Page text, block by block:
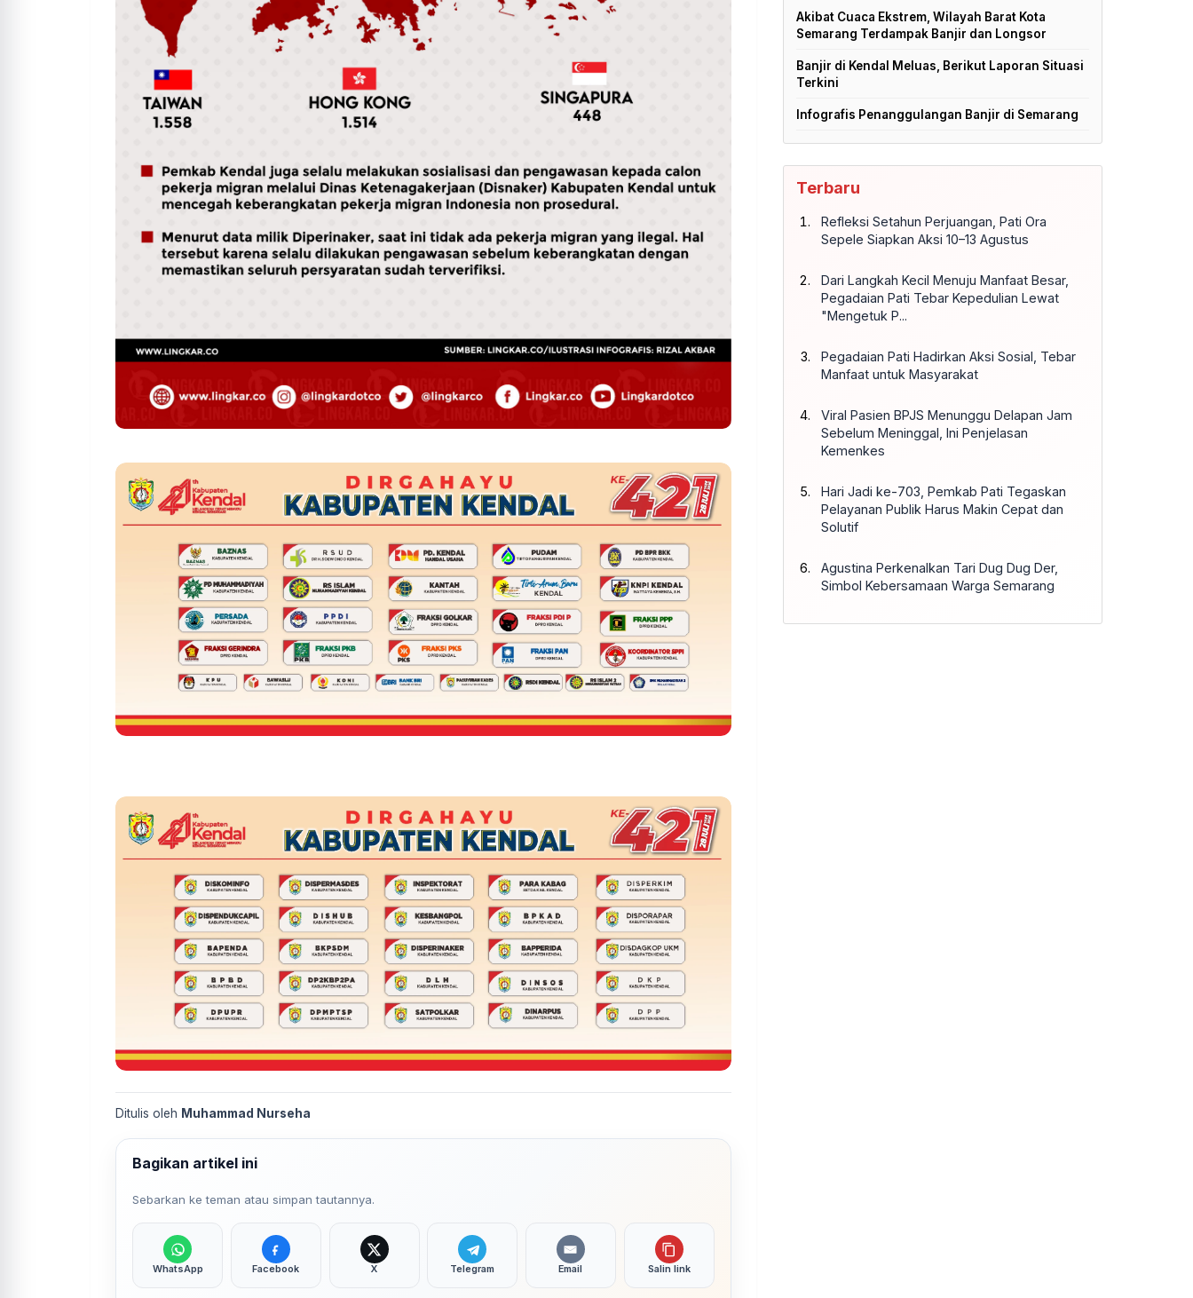
Ditulis oleh Muhammad Nurseha
Bagikan artikel ini
Sebarkan ke teman atau simpan tautannya.
WhatsApp Facebook X Telegram Email Salin link
Akibat Cuaca Ekstrem, Wilayah Barat Kota
Semarang Terdampak Banjir dan Longsor
Banjir di Kendal Meluas, Berikut Laporan Situasi
Terkini
Infografis Penanggulangan Banjir di Semarang
Terbaru
Refleksi Setahun Perjuangan, Pati Ora
Sepele Siapkan Aksi 10–13 Agustus
Dari Langkah Kecil Menuju Manfaat Besar,
Pegadaian Pati Tebar Kepedulian Lewat
"Mengetuk P...
Pegadaian Pati Hadirkan Aksi Sosial, Tebar
Manfaat untuk Masyarakat
Viral Pasien BPJS Menunggu Delapan Jam
Sebelum Meninggal, Ini Penjelasan
Kemenkes
Hari Jadi ke-703, Pemkab Pati Tegaskan
Pelayanan Publik Harus Makin Cepat dan
Solutif
Agustina Perkenalkan Tari Dug Dug Der,
Simbol Kebersamaan Warga Semarang